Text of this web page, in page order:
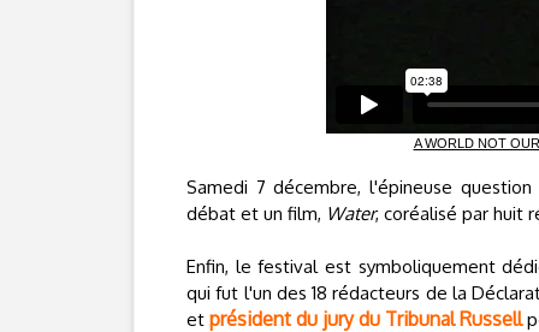
A WORLD NOT
Samedi 7 décembre, l'épineuse
débat et un film, Water, coréalisé par huit
Enfin, le festival est symboliquement
qui fut l'un des 18 rédacteurs de la
et président du jury du Tribunal Russell